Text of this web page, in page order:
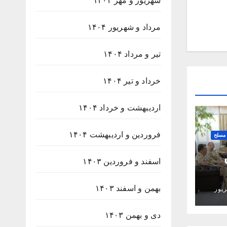
مسلح
مرداد و شهریور ۱۴۰۴
تیر و مرداد ۱۴۰۴
خرداد و تیر ۱۴۰۴
اردیبهشت و خرداد ۱۴۰۴
فروردین و اردیبهشت ۱۴۰۴
اسفند و فروردین ۱۴۰۳
بهمن و اسفند ۱۴۰۳
دی و بهمن ۱۴۰۳